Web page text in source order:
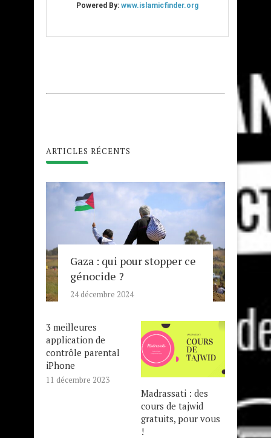
ARTICLES RÉCENTS
Gaza : qui pour stopper ce
génocide ?
24 décembre 2024
3 meilleures
application de
contrôle parental
iPhone
11 décembre 2023
Madrassati : des
cours de tajwid
gratuits, pour vous
!